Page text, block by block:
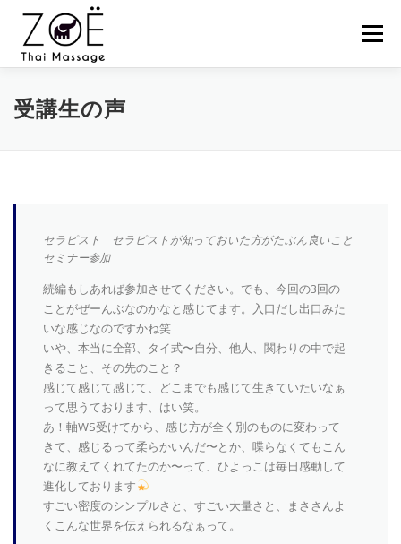
メニュー
HOME ZOËのタイマッサージとは？
NEWS BLOG CONTACT SHOP
受講生の声
セラピスト セラピストが知っておいた方がたぶん良いこと
セミナー参加
続編もしあれば参加させてください。でも、今回の3回の
ことがぜーんぶなのかなと感じてます。入口だし出口みた
いな感じなのですかね笑
いや、本当に全部、タイ式〜自分、他人、関わりの中で起
きること、その先のこと？
感じて感じて感じて、どこまでも感じて生きていたいなぁ
って思うております、はい笑。
あ！軸WS受けてから、感じ方が全く別のものに変わって
きて、感じるって柔らかいんだ〜とか、喋らなくてもこん
なに教えてくれてたのか〜って、ひよっこは毎日感動して
進化しております
すごい密度のシンプルさと、すごい大量さと、まささんよ
くこんな世界を伝えられるなぁって。